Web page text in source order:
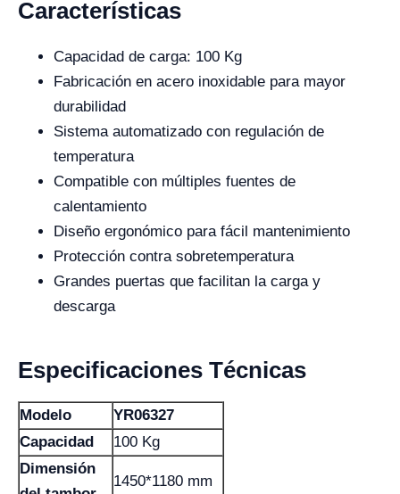
Características
Capacidad de carga: 100 Kg
Fabricación en acero inoxidable para mayor
durabilidad
Sistema automatizado con regulación de
temperatura
Compatible con múltiples fuentes de
calentamiento
Diseño ergonómico para fácil mantenimiento
Protección contra sobretemperatura
Grandes puertas que facilitan la carga y
descarga
Especificaciones Técnicas
Modelo
YR06327
Capacidad
100 Kg
Dimensión
1450*1180 mm